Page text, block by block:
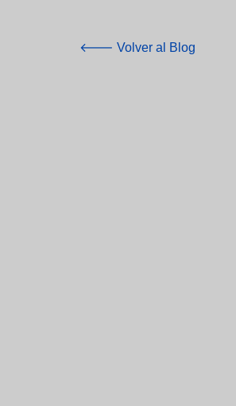
🡐 Volver al Blog